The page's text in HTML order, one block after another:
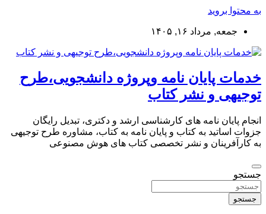
به محتوا بروید
جمعه, مرداد ۱۶, ۱۴۰۵
خدمات پایان نامه وپروژه دانشجویی،طرح
توجیهی و نشر کتاب
انجام پایان نامه های کارشناسی ارشد و دکتری، تبدیل رایگان
جزوات اساتید به کتاب و پایان نامه به کتاب، مشاوره طرح توجیهی
به کارآفرینان و نشر تخصصی کتاب های هوش مصنوعی
جستجو
جستجو